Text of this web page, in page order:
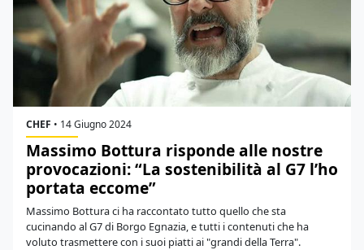
CHEF • 14 Giugno 2024
Massimo Bottura risponde alle nostre
provocazioni: “La sostenibilità al G7 l’ho
portata eccome”
Massimo Bottura ci ha raccontato tutto quello che sta
cucinando al G7 di Borgo Egnazia, e tutti i contenuti che ha
voluto trasmettere con i suoi piatti ai "grandi della Terra".